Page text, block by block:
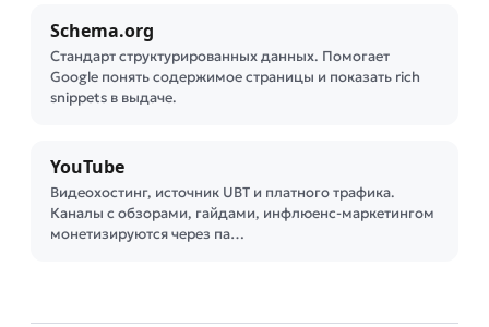
Schema.org
Стандарт структурированных данных. Помогает
Google понять содержимое страницы и показать rich
snippets в выдаче.
YouTube
Видеохостинг, источник UBT и платного трафика.
Каналы с обзорами, гайдами, инфлюенс-маркетингом
монетизируются через па…